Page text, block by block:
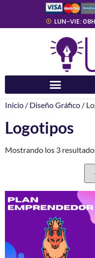
LUN-VIE:
Inicio / Diseño Gráfico /
Logotipos
Mostrando los 3